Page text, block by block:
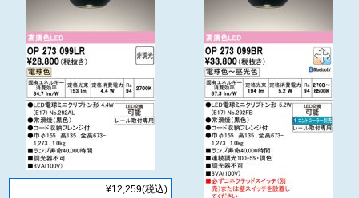
¥12,259(税込)